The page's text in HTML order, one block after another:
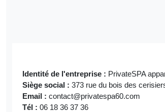
Identité de l'entreprise : PrivateSPA
Siège social : 373 rue du bois des
Email : contact@privatespa60.com
Tél : 06 18 36 37 36